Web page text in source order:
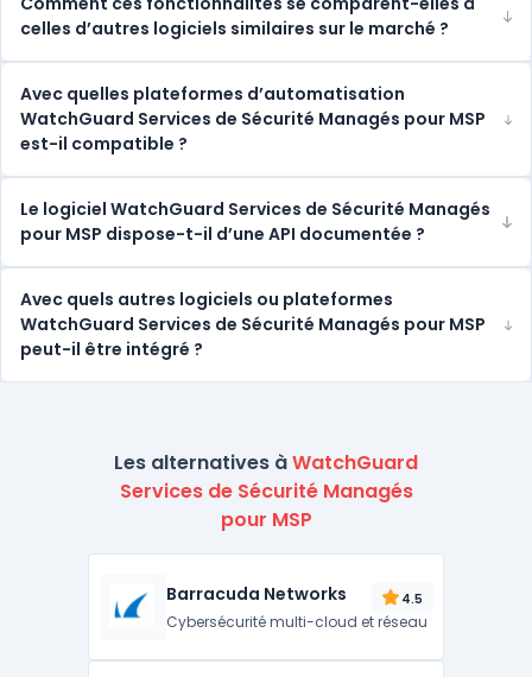
celles d’autres logiciels similaires sur le marché ?
Avec quelles plateformes d’automatisation
WatchGuard Services de Sécurité Managés pour MSP
est-il compatible ?
Le logiciel WatchGuard Services de Sécurité Managés
pour MSP dispose-t-il d’une API documentée ?
Avec quels autres logiciels ou plateformes
WatchGuard Services de Sécurité Managés pour MSP
peut-il être intégré ?
Les alternatives àWatchGuard
Services de Sécurité Managés
pour MSP
Barracuda Networks 4.5
Cybersécurité multi-cloud et réseau